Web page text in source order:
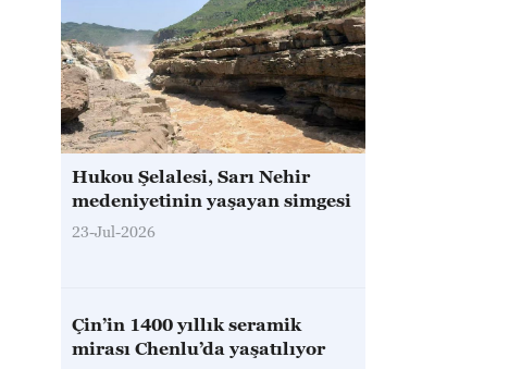
Hukou Şelalesi, Sarı Nehir
medeniyetinin yaşayan simgesi
23-Jul-2026
Çin’in 1400 yıllık seramik
mirası Chenlu’da yaşatılıyor